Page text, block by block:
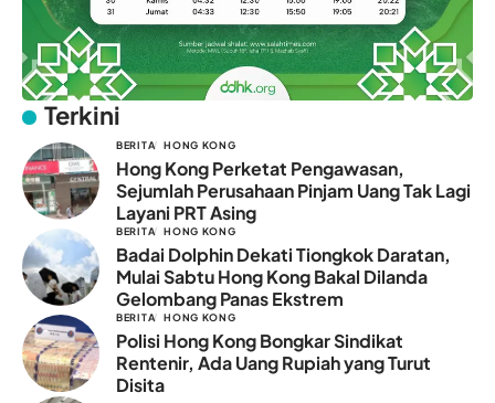
Terkini
BERITA HONG KONG
Hong Kong Perketat Pengawasan,
Sejumlah Perusahaan Pinjam Uang Tak Lagi
Layani PRT Asing
BERITA HONG KONG
Badai Dolphin Dekati Tiongkok Daratan,
Mulai Sabtu Hong Kong Bakal Dilanda
Gelombang Panas Ekstrem
BERITA HONG KONG
Polisi Hong Kong Bongkar Sindikat
Rentenir, Ada Uang Rupiah yang Turut
Disita